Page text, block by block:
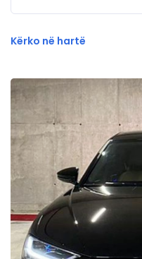
Kërko në hartë